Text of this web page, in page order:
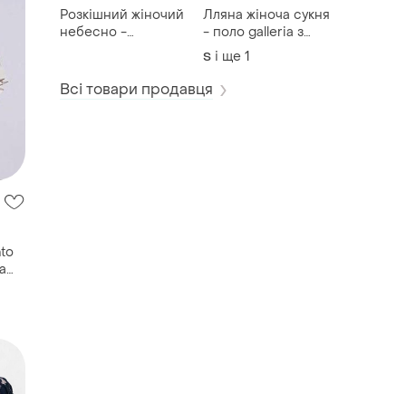
Розкішний жіночий
небесно -
centre
Лляна жіноча сукня
- поло galleria з
льону та віскози
легка та комфортна
модель s m
S і ще 1
Всі товари продавця